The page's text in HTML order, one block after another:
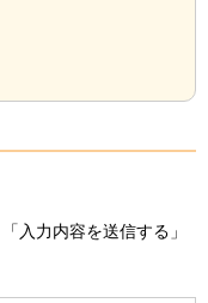
入力内容を送信する」